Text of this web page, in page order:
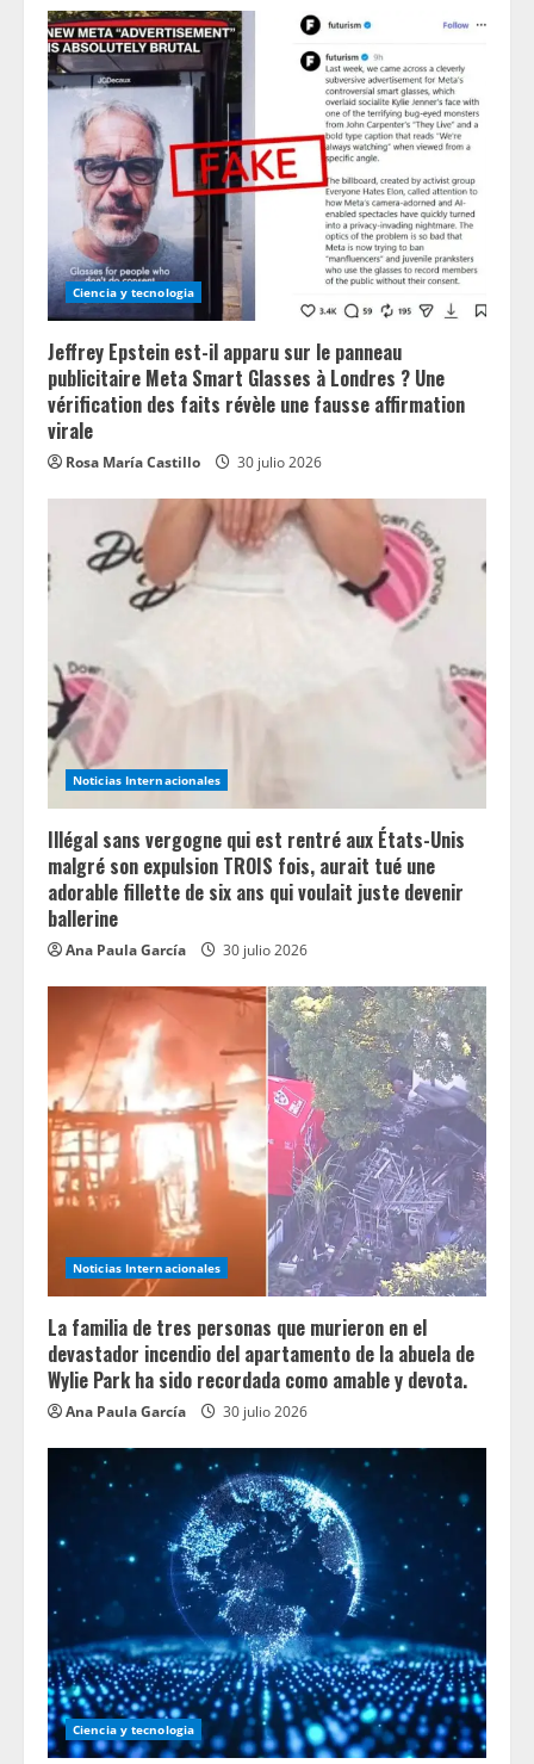
Ciencia y tecnologia
Jeffrey Epstein est-il apparu sur le panneau
publicitaire Meta Smart Glasses à Londres ? Une
vérification des faits révèle une fausse affirmation
virale
Rosa María Castillo 30 julio 2026
Noticias Internacionales
Illégal sans vergogne qui est rentré aux États-Unis
malgré son expulsion TROIS fois, aurait tué une
adorable fillette de six ans qui voulait juste devenir
ballerine
Ana Paula García 30 julio 2026
Noticias Internacionales
La familia de tres personas que murieron en el
devastador incendio del apartamento de la abuela de
Wylie Park ha sido recordada como amable y devota.
Ana Paula García 30 julio 2026
Ciencia y tecnologia